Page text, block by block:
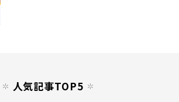
人気記事TOP5